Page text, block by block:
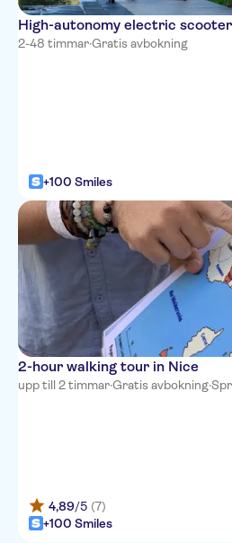
High-autonomy electric
2-48 timmar·Gratis avbokning
+100 Smiles
2-hour walking tour in Nice
upp till 2 timmar·Gratis avbokning·
4,89/5 (7)
+100 Smiles